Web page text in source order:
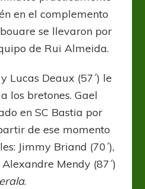
en el complemento
se llevaron por
de Rui Almeida.
Lucas Deaux (57´) le
los bretones. Gael
en SC Bastia por
de ese momento
Jimmy Briand (70´),
Mendy (87´)
.